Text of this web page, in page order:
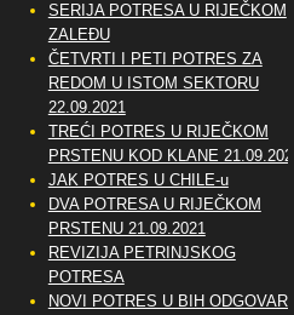
SERIJA POTRESA U RIJEČKOM
ZALEĐU
ČETVRTI I PETI POTRES ZA
REDOM U ISTOM SEKTORU
22.09.2021
TREĆI POTRES U RIJEČKOM
PRSTENU KOD KLANE 21.09.2021
JAK POTRES U CHILE-u
DVA POTRESA U RIJEČKOM
PRSTENU 21.09.2021
REVIZIJA PETRINJSKOG
POTRESA
NOVI POTRES U BIH ODGOVARA